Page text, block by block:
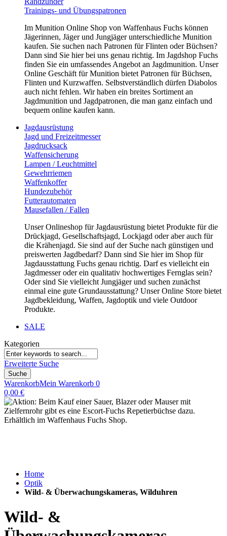
Trainings- und Übungspatronen
Im Munition Online Shop von Waffenhaus Fuchs können
Jägerinnen, Jäger und Jungjäger unterschiedliche Munition
kaufen. Sie suchen nach Patronen für Flinten oder Büchsen?
Dann sind Sie hier bei uns genau richtig. Im Jagdshop Fuchs
finden Sie ein umfassendes Angebot an Jagdmunition. Unser
Online Geschäft für Munition bietet Patronen für Büchsen,
Flinten und Kurzwaffen. Selbstverständlich dürfen Diabolos
auch nicht fehlen. Wir haben ein breites Sortiment an
Jagdmunition und Jagdpatronen, die man ganz einfach und
bequem online kaufen kann.
Jagdausrüstung
Jagd und Freizeitmesser
Jagdrucksack
Waffensicherung
Lampen / Leuchtmittel
Gewehrriemen
Waffenkoffer
Hundezubehör
Futterautomaten
Mausefallen / Fallen
Unser Onlineshop für Jagdausrüstung bietet Produkte für die
Drückjagd, Gesellschaftsjagd, Lockjagd oder aber auch für
die Krähenjagd. Sie sind auf der Suche nach günstigen und
preiswerten Jagdbedarf? Dann sind Sie hier im Shop für
Jagdausstattung Fuchs genau richtig. Darf es vielleicht ein
Jagdmesser oder ein qualitativ hochwertiges Fernglas sein?
Oder sind Sie vielleicht Jungjäger und suchen zunächst
einmal eine gute Grundausstattung? Unser Online Store bietet
Jagdbekleidung, Waffen, Jagdoptik und viele Outdoor
Produkte.
SALE
Kategorien
Erweiterte Suche
Suche
WarenkorbMein Warenkorb 0
0,00 €
Home
Optik
Wild- & Überwachungskameras, Wilduhren
Wild- &